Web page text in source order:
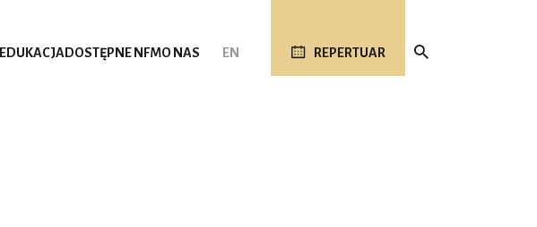
EDUKACJA DOSTĘPNE NFMO NAS EN REPERTUAR